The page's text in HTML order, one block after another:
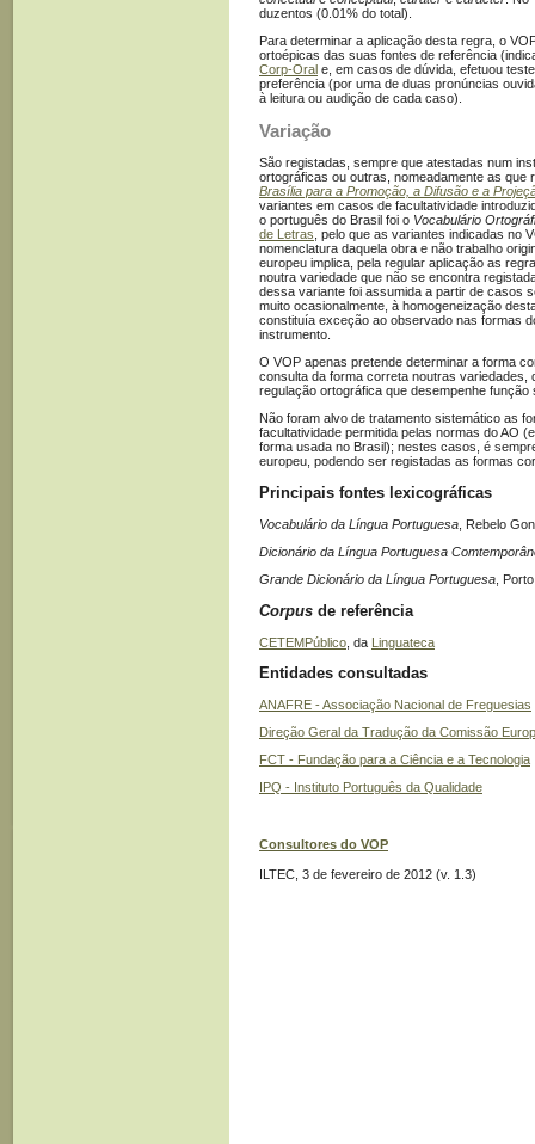
duzentos (0.01% do total).
Para determinar a aplicação desta regra, o
ortoépicas das suas fontes de referência
Corp-Oral e, em casos de dúvida, efetuou
preferência (por uma de duas pronúncias
à leitura ou audição de cada caso).
Variação
São registadas, sempre que atestadas num
ortográficas ou outras, nomeadamente as
Brasília para a Promoção, a Difusão e a
variantes em casos de facultatividade
o português do Brasil foi o Vocabulário
de Letras , pelo que as variantes indicadas no
nomenclatura daquela obra e não trabalho
europeu implica, pela regular aplicação as
noutra variedade que não se encontra
dessa variante foi assumida a partir de casos
muito ocasionalmente, à homogeneização
constituía exceção ao observado nas formas
instrumento.
O VOP apenas pretende determinar a forma
consulta da forma correta noutras
regulação ortográfica que desempenhe função
Não foram alvo de tratamento sistemático as
facultatividade permitida pelas normas do AO
forma usada no Brasil); nestes casos, é
europeu, podendo ser registadas as formas
Principais fontes lexicográficas
Vocabulário da Língua Portuguesa , Rebelo
Dicionário da Língua Portuguesa
Grande Dicionário da Língua Portuguesa ,
Corpus de referência
CETEMPúblico , da Linguateca
Entidades consultadas
ANAFRE - Associação Nacional de Freguesias
Direção Geral da Tradução da Comissão
FCT - Fundação para a Ciência e a Tecnologia
IPQ - Instituto Português da Qualidade
Consultores do VOP
ILTEC, 3 de fevereiro de 2012 (v. 1.3)